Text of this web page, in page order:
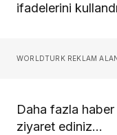
ifadelerini
WORLDTURK REKLAM
Daha fazla haber
ziyaret ediniz…